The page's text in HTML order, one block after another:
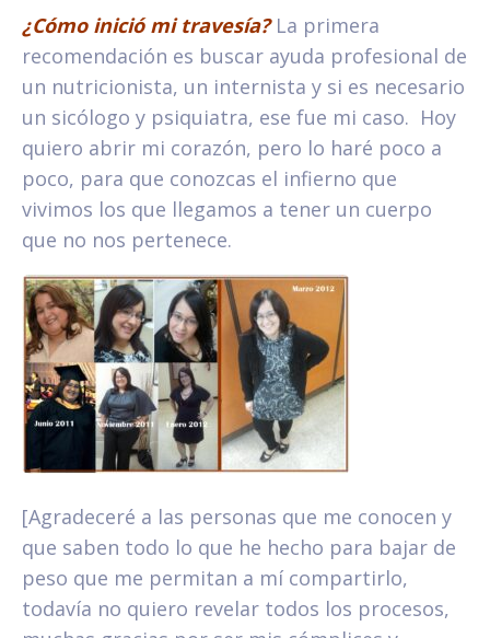
¿Cómo inició mi travesía?La primera
recomendación es buscar ayuda profesional de
un nutricionista, un internista y si es necesario
un sicólogo y psiquiatra, ese fue mi caso. Hoy
quiero abrir mi corazón, pero lo haré poco a
poco, para que conozcas el infierno que
vivimos los que llegamos a tener un cuerpo
que no nos pertenece.
[Agradeceré a las personas que me conocen y
que saben todo lo que he hecho para bajar de
peso que me permitan a mí compartirlo,
todavía no quiero revelar todos los procesos,